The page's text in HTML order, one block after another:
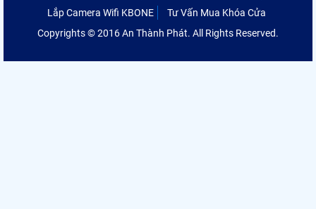
Lắp Camera Wifi KBONE
Tư Vấn Mua Khóa Cửa
Copyrights © 2016 An Thành Phát. All Rights Reserved.